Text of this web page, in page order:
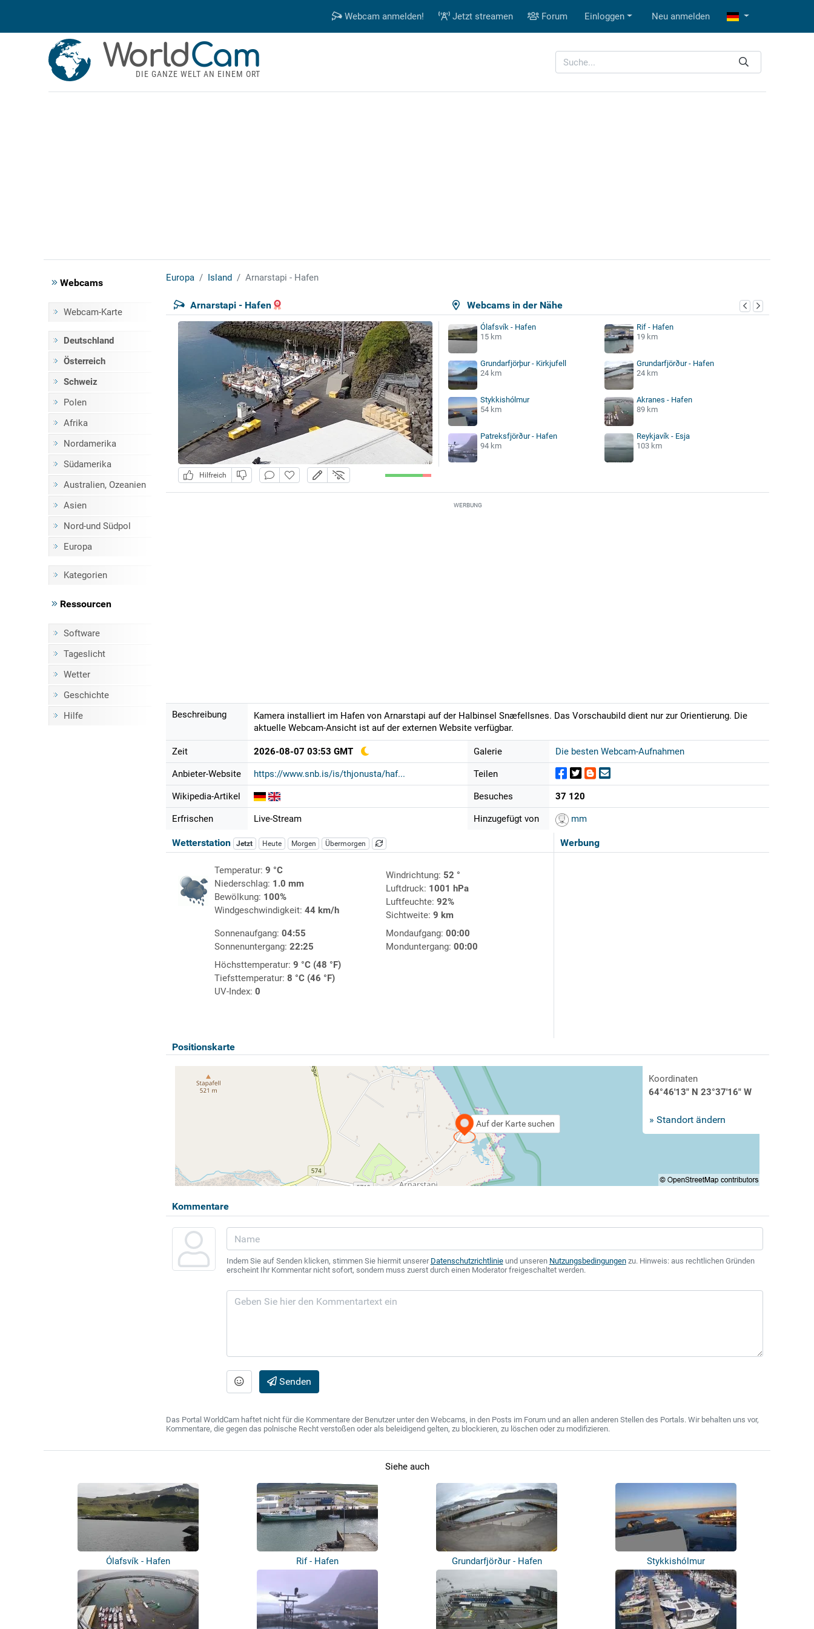
Webcam anmelden! Jetzt streamen Forum Einloggen Neu anmelden
WorldCam
DIE GANZE WELT AN EINEM ORT
Webcams
Webcam-Karte
Deutschland
Österreich
Schweiz
Polen
Afrika
Nordamerika
Südamerika
Australien, Ozeanien
Asien
Nord-und Südpol
Europa
Kategorien
Ressourcen
Software
Tageslicht
Wetter
Geschichte
Hilfe
Europa Island Arnarstapi - Hafen
Webcams in der Nähe
Arnarstapi - Hafen
Hilfreich
Ólafsvík - Hafen
15 km
Rif - Hafen
19 km
Grundarfjörþur - Kirkjufell
24 km
Grundarfjörður - Hafen
24 km
Stykkishólmur
54 km
Akranes - Hafen
89 km
Patreksfjörður - Hafen
94 km
Reykjavík - Esja
103 km
WERBUNG
Beschreibung
Kamera installiert im Hafen von Arnarstapi auf der Halbinsel Snæfellsnes. Das Vorschaubild dient nur zur Orientierung. Die
aktuelle Webcam-Ansicht ist auf der externen Website verfügbar.
Zeit 2026-08-07 03:53 GMT
Anbieter-Website https://www.snb.is/is/thjonusta/haf...
Wikipedia-Artikel
Erfrischen Live-Stream
Galerie Die besten Webcam-Aufnahmen
Teilen
Besuches 37 120
Hinzugefügt von mm
Werbung
Wetterstation Jetzt Heute Morgen Übermorgen
Temperatur: 9 °C
Niederschlag: 1.0 mm
Bewölkung: 100%
Windgeschwindigkeit: 44 km/h
Windrichtung: 52 °
Luftdruck: 1001 hPa
Luftfeuchte: 92%
Sichtweite: 9 km
Sonnenaufgang: 04:55
Sonnenuntergang: 22:25
Mondaufgang: 00:00
Monduntergang: 00:00
Höchsttemperatur: 9 °C (48 °F)
Tiefsttemperatur: 8 °C (46 °F)
UV-Index: 0
Positionskarte
Auf der Karte suchen
Koordinaten
64°46'13" N 23°37'16" W
» Standort ändern
Kommentare
Indem Sie auf Senden klicken, stimmen Sie hiermit unserer Datenschutzrichtlinieund unseren Nutzungsbedingungenzu. Hinweis: aus rechtlichen Gründen
erscheint Ihr Kommentar nicht sofort, sondern muss zuerst durch einen Moderator freigeschaltet werden.
Senden
Das Portal WorldCam haftet nicht für die Kommentare der Benutzer unter den Webcams, in den Posts im Forum und an allen anderen Stellen des Portals. Wir behalten uns vor,
Kommentare, die gegen das polnische Recht verstoßen oder als beleidigend gelten, zu blockieren, zu löschen oder zu modifizieren.
Siehe auch
Ólafsvík - Hafen Rif - Hafen Grundarfjörður - Hafen Stykkishólmur